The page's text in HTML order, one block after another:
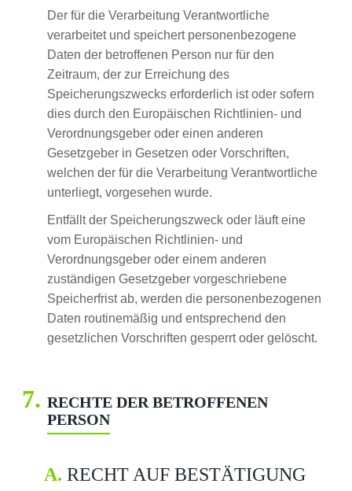
Der für die Verarbeitung Verantwortliche
verarbeitet und speichert personenbezogene
Daten der betroffenen Person nur für den
Zeitraum, der zur Erreichung des
Speicherungszwecks erforderlich ist oder sofern
dies durch den Europäischen Richtlinien- und
Verordnungsgeber oder einen anderen
Gesetzgeber in Gesetzen oder Vorschriften,
welchen der für die Verarbeitung Verantwortliche
unterliegt, vorgesehen wurde.
Entfällt der Speicherungszweck oder läuft eine
vom Europäischen Richtlinien- und
Verordnungsgeber oder einem anderen
zuständigen Gesetzgeber vorgeschriebene
Speicherfrist ab, werden die personenbezogenen
Daten routinemäßig und entsprechend den
gesetzlichen Vorschriften gesperrt oder gelöscht.
RECHTE DER BETROFFENEN
PERSON
RECHT AUF BESTÄTIGUNG